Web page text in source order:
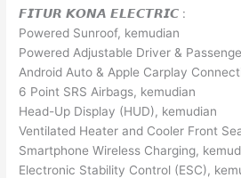
𝙁𝙄𝙏𝙐𝙍 𝙆𝙊𝙉𝘼 𝙀𝙇𝙀𝘾𝙏𝙍𝙄𝘾 :
Powered Sunroof, kemudian
Powered Adjustable Driver &
Android Auto & Apple Carplay
6 Point SRS Airbags, kemudian
Head-Up Display (HUD), kemudian
Ventilated Heater and Cooler Front
Smartphone Wireless Charging,
Electronic Stability Control (ESC),